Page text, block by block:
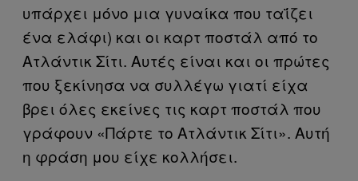
υπάρχει μόνο μια γυναίκα που ταΐζει
ένα ελάφι) και οι καρτ ποστάλ από το
Ατλάντικ Σίτι. Αυτές είναι και οι πρώτες
που ξεκίνησα να συλλέγω γιατί είχα
βρει όλες εκείνες τις καρτ ποστάλ που
γράφουν «Πάρτε το Ατλάντικ Σίτι». Αυτή
η φράση μου είχε κολλήσει.